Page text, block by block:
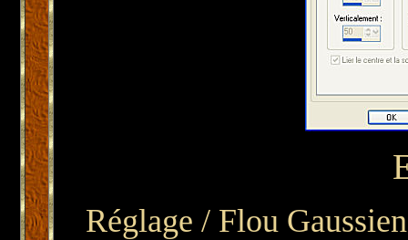
Réglage / Flou